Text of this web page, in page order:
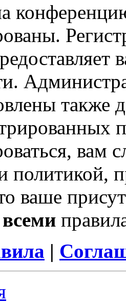
также
вам
политикой,
ваше
всеми
|